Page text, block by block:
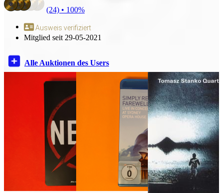
(24) • 100%
Ausweis verifiziert
Mitglied seit 29-05-2021
Alle Auktionen des Users